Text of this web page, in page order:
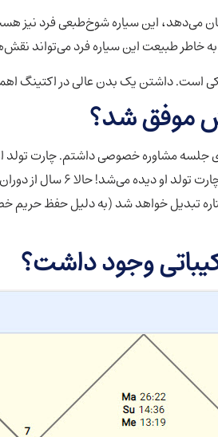
نشان می‌دهد، این سیاره شوخ‌طبعی فرد
خاطر طبیعت این سیاره فرد می‌تواند
است. داشتن یک بدن عالی در اکتینگ
موفق شد؟
بازیگر حرفه‌ای جلسه مشاوره خصوصی داشتم.
یک فوق ستاره تبدیل خواهد شد (به دلیل حفظ
وجود داشت؟